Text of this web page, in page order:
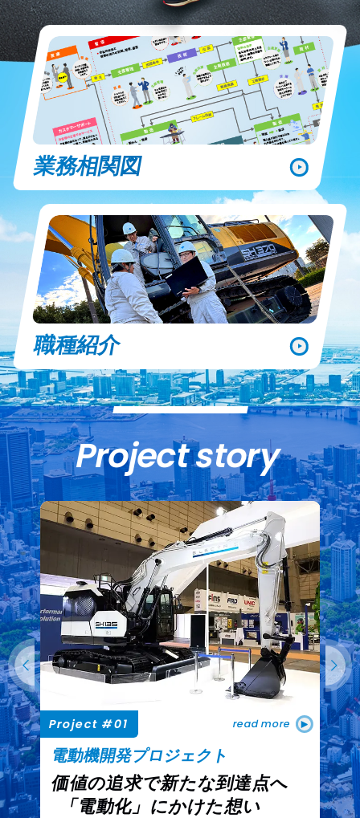
業務相関図
職種紹介
Project story
Project #01 read more
電動機開発プロジェクト
価値の追求で新たな到達点へ
「電動化」にかけた想い